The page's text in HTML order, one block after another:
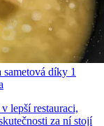
sametová díky 1
lepší restauraci,
za ní stojí